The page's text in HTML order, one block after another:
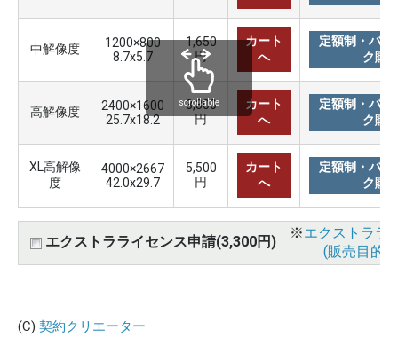
中解像度
1200×800
8.7x5.7
1,650
円
カート
へ
定額制・バリ
ク購
高解像度
2400×1600
25.7x18.2
3,300
円
カート
へ
定額制・バリ
ク購
XL高解像
度
4000×2667
42.0x29.7
5,500
円
カート
へ
定額制・バリ
ク購
エクストラライセンス申請(3,300円)
※エクストララ
(販売目的
scrollable
(C) 契約クリエーター